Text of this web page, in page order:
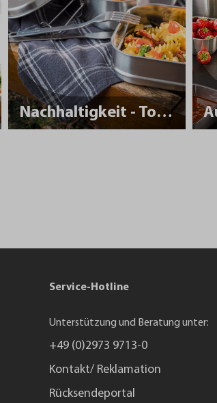
Nachhaltigkeit - To Go
Service-Hotline
Unterstützung und Beratung unter:
+49 (0)2973 9713-0
Kontakt/ Reklamation
Rücksendeportal